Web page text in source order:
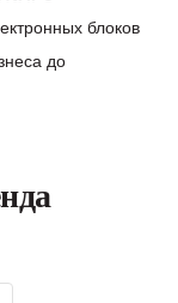
блоков
до